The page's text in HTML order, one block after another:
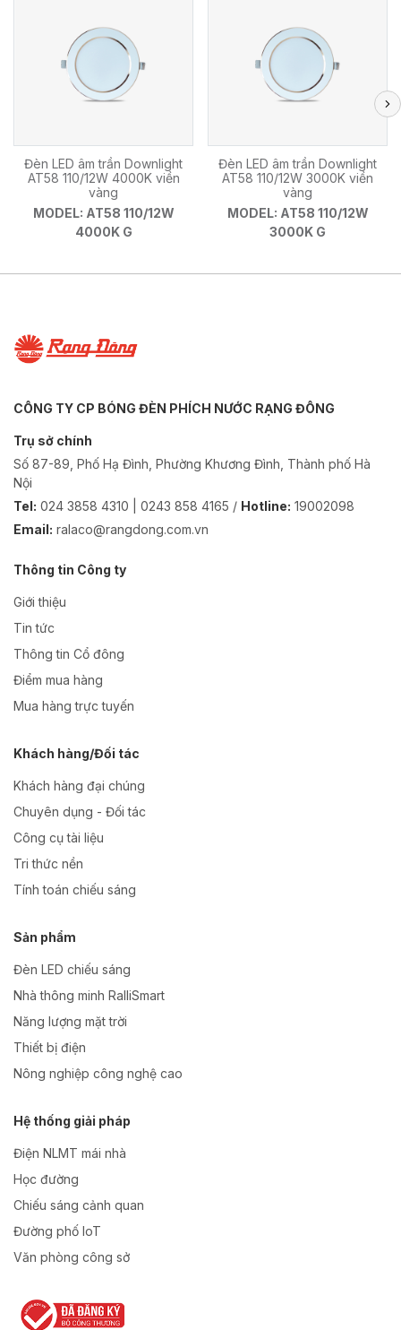
Đèn LED âm trần Downlight
AT58 110/12W 4000K viền
vàng
MODEL: AT58 110/12W
4000K G
Đèn LED âm trần Downlight
AT58 110/12W 3000K viền
vàng
MODEL: AT58 110/12W
3000K G
CÔNG TY CP BÓNG ĐÈN PHÍCH NƯỚC RẠNG ĐÔNG
Trụ sở chính
Số 87-89, Phố Hạ Đình, Phường Khương Đình, Thành phố Hà
Nội
Tel: 024 3858 4310 | 0243 858 4165 / Hotline: 19002098
Email: ralaco@rangdong.com.vn
Thông tin Công ty
Giới thiệu
Tin tức
Thông tin Cổ đông
Điểm mua hàng
Mua hàng trực tuyến
Khách hàng/Đối tác
Khách hàng đại chúng
Chuyên dụng - Đối tác
Công cụ tài liệu
Tri thức nền
Tính toán chiếu sáng
Sản phẩm
Đèn LED chiếu sáng
Nhà thông minh RalliSmart
Năng lượng mặt trời
Thiết bị điện
Nông nghiệp công nghệ cao
Hệ thống giải pháp
Điện NLMT mái nhà
Học đường
Chiếu sáng cảnh quan
Đường phố IoT
Văn phòng công sở